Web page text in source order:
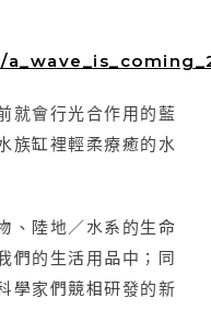
就會行光合作用的藍
族缸裡輕柔療癒的水
、陸地／水系的生命
們的生活用品中；同
學家們競相研發的新